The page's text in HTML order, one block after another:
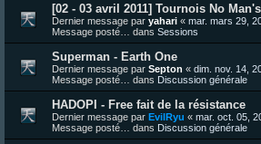
[02 - 03 avril 2011] Tournois No
Dernier message par yahari « mar. mars 29,
Message posté… dans Sessions
Superman - Earth One
Dernier message par Septon « dim. nov. 14,
Message posté… dans Discussion générale
HADOPI - Free fait de la résistance
Dernier message par EvilRyu « mar. oct. 05,
Message posté… dans Discussion générale